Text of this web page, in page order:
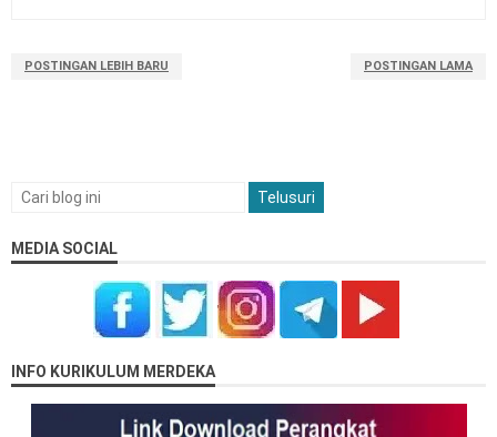
POSTINGAN LEBIH BARU POSTINGAN LAMA
MEDIA SOCIAL
INFO KURIKULUM MERDEKA